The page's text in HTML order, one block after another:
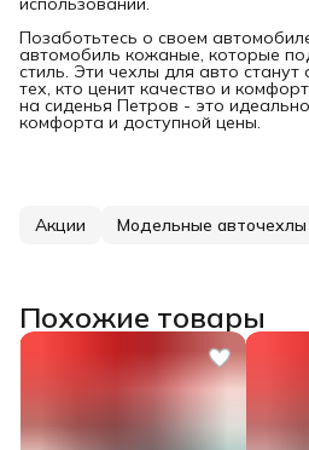
Позаботьтесь о своем
автомобиль кожаные, которые
стиль. Эти чехлы для авто
тех, кто ценит качество и
на сиденья Петров - это
комфорта и доступной цены.
Акции Модельные авточехлы
Похожие товары